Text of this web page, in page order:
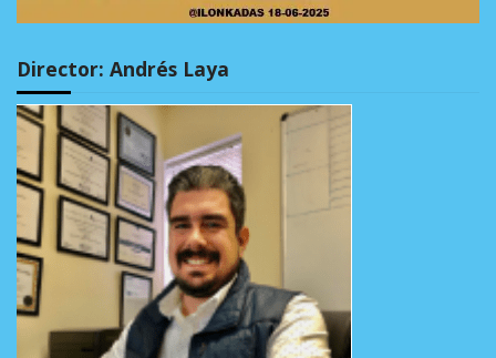
Director: Andrés Laya